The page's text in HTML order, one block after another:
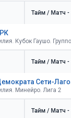
Тайм / Матч
Кубок Гаушо.
Тайм / Матч
Сети-
Минейро. Лига 2
Тайм / Матч